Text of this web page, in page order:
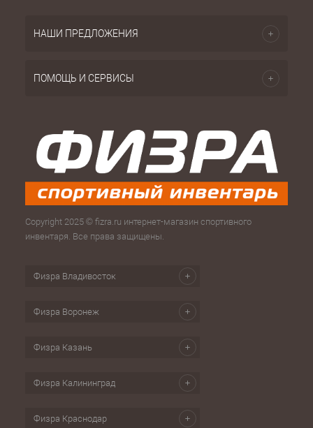
НАШИ ПРЕДЛОЖЕНИЯ
ПОМОЩЬ И СЕРВИСЫ
Copyright 2025 © fizra.ru интернет-магазин спортивного
инвентаря. Все права защищены.
Физра Владивосток
Физра Воронеж
Физра Казань
Физра Калининград
Физра Краснодар